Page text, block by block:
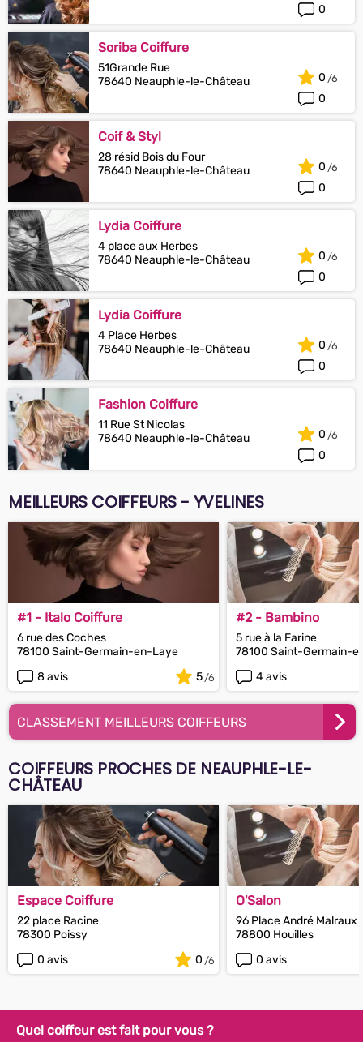
0
Soriba Coiffure
51Grande Rue
78640 Neauphle-le-Château
0
0
Coif & Styl
28 résid Bois du Four
78640 Neauphle-le-Château
0
0
Lydia Coiffure
4 place aux Herbes
78640 Neauphle-le-Château
0
0
Lydia Coiffure
4 Place Herbes
78640 Neauphle-le-Château
0
0
Fashion Coiffure
11 Rue St Nicolas
78640 Neauphle-le-Château
0
0
MEILLEURS COIFFEURS - YVELINES
#1 - Italo Coiffure
6 rue des Coches
78100 Saint-Germain-en-Laye
8 avis
5
#2 - Bambino
5 rue à la Farine
78100 Saint-Germain-
4 avis
CLASSEMENT MEILLEURS COIFFEURS
COIFFEURS PROCHES DE NEAUPHLE-LE-
CHÂTEAU
Espace Coiffure
22 place Racine
78300 Poissy
0 avis
0
O'Salon
96 Place André Malraux
78800 Houilles
0 avis
Quel coiffeur est fait pour vous ?